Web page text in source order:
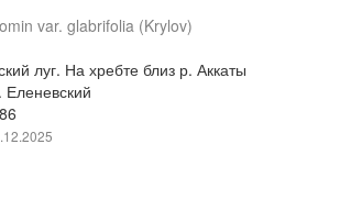
var. glabrifolia (Krylov)
луг. На хребте близ р. Аккаты
Еленевский